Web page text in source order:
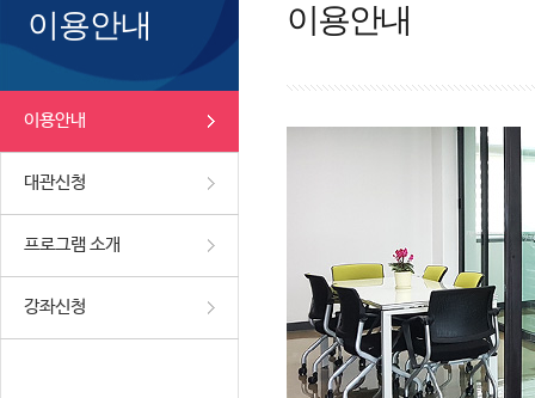
이용안내
이용안내
대관신청
프로그램 소개
강좌신청
이용안내